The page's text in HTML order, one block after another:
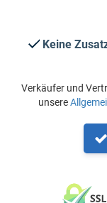
Keine
Verkäufer und
unsere